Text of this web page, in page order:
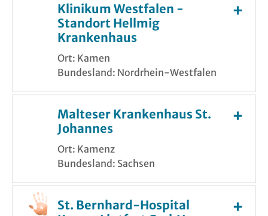
Klinikum Westfalen -
Standort Hellmig
Krankenhaus
Ort: Kamen
Bundesland: Nordrhein-Westfalen
Malteser Krankenhaus St.
Johannes
Ort: Kamenz
Bundesland: Sachsen
St. Bernhard-Hospital